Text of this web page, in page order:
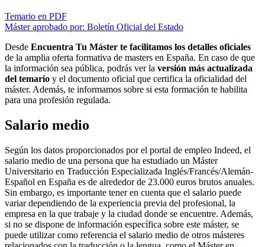
Temario en PDF
Máster aprobado por: Boletín Oficial del Estado
Desde Encuentra Tu Máster te facilitamos los detalles oficiales
de la amplia oferta formativa de masters en España. En caso de que
la información sea pública, podrás ver la versión más actualizada
del temario y el documento oficial que certifica la oficialidad del
máster. Además, te informamos sobre si esta formación te habilita
para una profesión regulada.
Salario medio
Según los datos proporcionados por el portal de empleo Indeed, el
salario medio de una persona que ha estudiado un Máster
Universitario en Traducción Especializada Inglés/Francés/Alemán-
Español en España es de alrededor de 23.000 euros brutos anuales.
Sin embargo, es importante tener en cuenta que el salario puede
variar dependiendo de la experiencia previa del profesional, la
empresa en la que trabaje y la ciudad donde se encuentre. Además,
si no se dispone de información específica sobre este máster, se
puede utilizar como referencia el salario medio de otros másteres